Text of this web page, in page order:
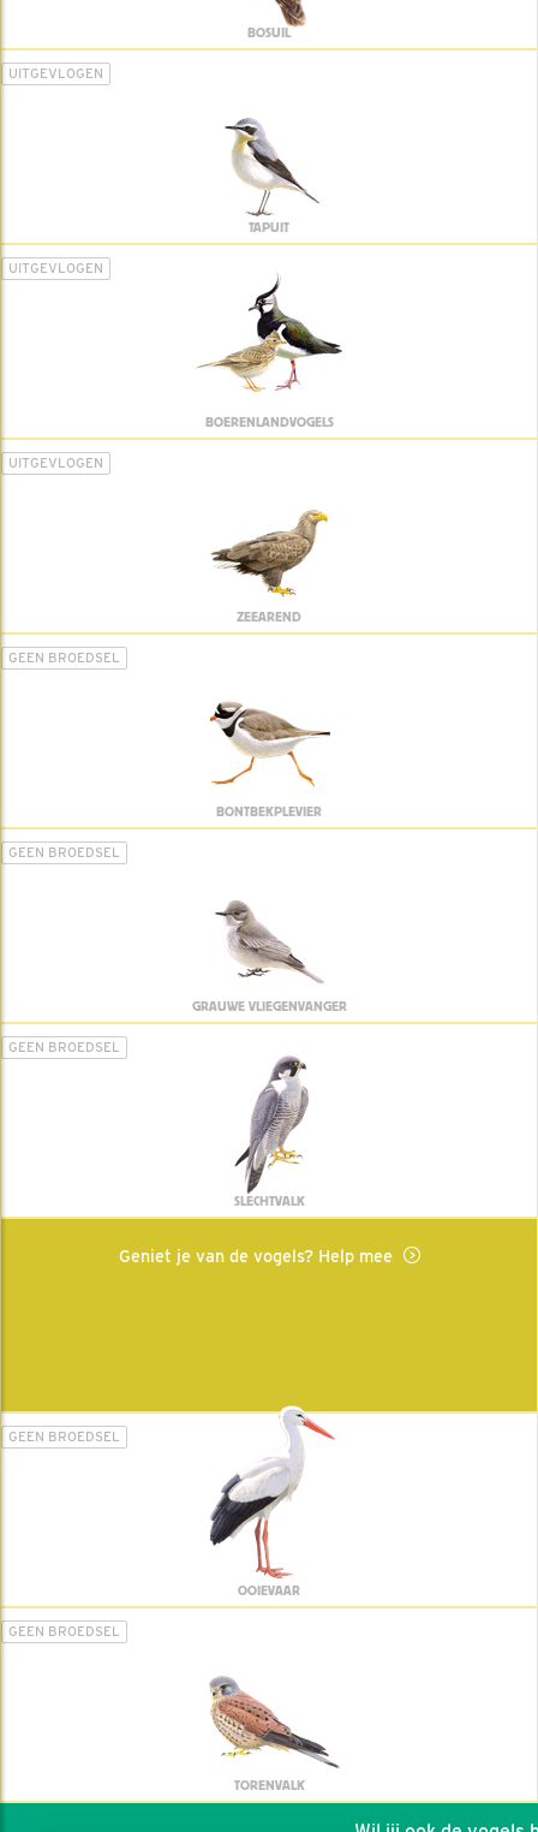
BOSUIL
UITGEVLOGEN
TAPUIT
UITGEVLOGEN
BOERENLANDVOGELS
UITGEVLOGEN
ZEEAREND
GEEN BROEDSEL
BONTBEKPLEVIER
GEEN BROEDSEL
GRAUWE VLIEGENVANGER
GEEN BROEDSEL
SLECHTVALK
Geniet je van de vogels? Help mee
GEEN BROEDSEL
OOIEVAAR
GEEN BROEDSEL
TORENVALK